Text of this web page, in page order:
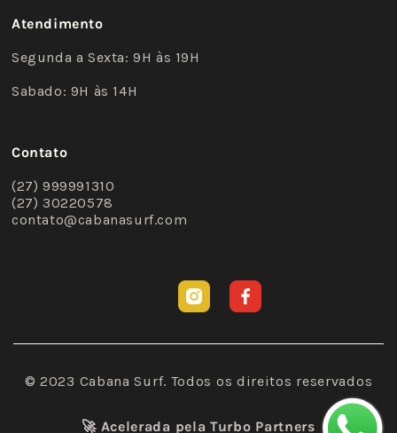
Atendimento
Segunda a Sexta: 9H às 19H
Sabado: 9H às 14H
Contato
(27) 999991310
(27) 30220578
contato@cabanasurf.com
Facebook
Instagram
© 2023 Cabana Surf. Todos os direitos reservados
🚀 Acelerada pelaTurbo Partners